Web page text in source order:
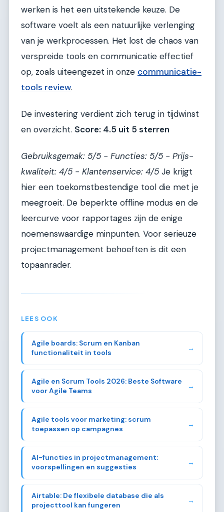
werken is het een uitstekende keuze. De
software voelt als een natuurlijke verlenging
van je werkprocessen. Het lost de chaos van
verspreide tools en communicatie effectief
op, zoals uiteengezet in onze communicatie-
tools review.
De investering verdient zich terug in tijdwinst
en overzicht. Score: 4.5 uit 5 sterren
Gebruiksgemak: 5/5 - Functies: 5/5 - Prijs-
kwaliteit: 4/5 - Klantenservice: 4/5 Je krijgt
hier een toekomstbestendige tool die met je
meegroeit. De beperkte offline modus en de
leercurve voor rapportages zijn de enige
noemenswaardige minpunten. Voor serieuze
projectmanagement behoeften is dit een
topaanrader.
LEES OOK
Agile boards: Scrum en Kanban
functionaliteit in tools
→
Agile en Scrum Tools 2026: Beste Software
voor Agile Teams
→
Agile tools voor marketing: scrum
toepassen op campagnes
→
AI-functies in projectmanagement:
voorspellingen en suggesties
→
Airtable: De flexibele database die als
projecttool kan fungeren
→